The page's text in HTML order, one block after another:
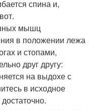
спина и,
мышц
в положении лежа
и стопами,
друг другу:
на выдохе с
в исходное